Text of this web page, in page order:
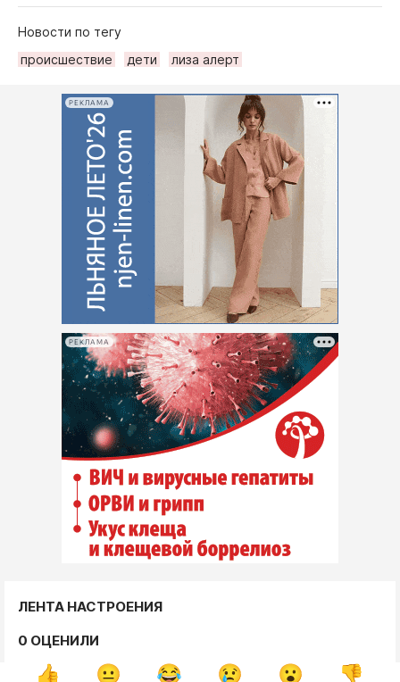
Новости по тегу
происшествие
дети лиза алерт
РЕКЛАМА
РЕКЛАМА
ЛЕНТА НАСТРОЕНИЯ
0 ОЦЕНИЛИ